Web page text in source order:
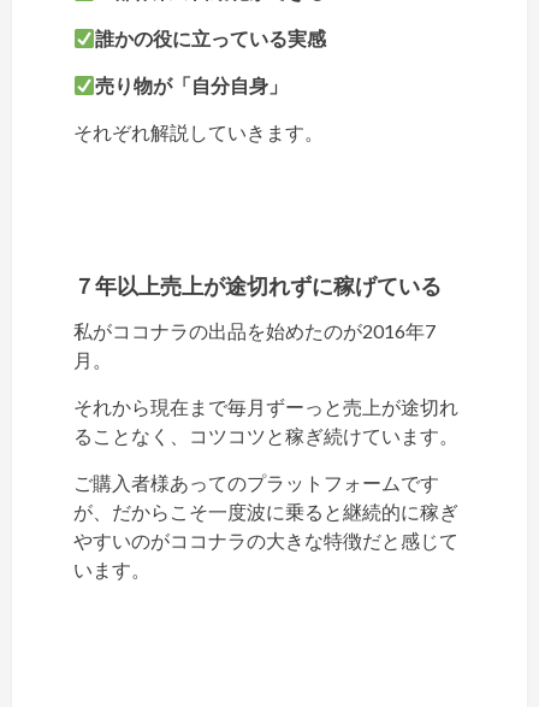
誰かの役に立っている実感
売り物が「自分自身」
それぞれ解説していきます。
７年以上売上が途切れずに稼げている
私がココナラの出品を始めたのが2016年7
月。
それから現在まで毎月ずーっと売上が途切れ
ることなく、コツコツと稼ぎ続けています。
ご購入者様あってのプラットフォームです
が、だからこそ一度波に乗ると継続的に稼ぎ
やすいのがココナラの大きな特徴だと感じて
います。